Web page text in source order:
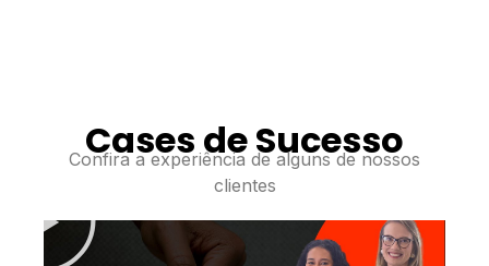
Cases de Sucesso
Confira a experiência de alguns de nossos
clientes